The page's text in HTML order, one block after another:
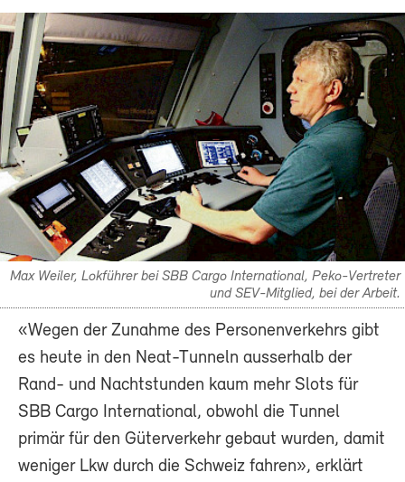
Max Weiler, Lokführer bei SBB Cargo International, Peko-Vertreter
und SEV-Mitglied, bei der Arbeit.
«Wegen der Zunahme des Personenverkehrs gibt
es heute in den Neat-Tunneln ausserhalb der
Rand- und Nachtstunden kaum mehr Slots für
SBB Cargo International, obwohl die Tunnel
primär für den Güterverkehr gebaut wurden, damit
weniger Lkw durch die Schweiz fahren», erklärt